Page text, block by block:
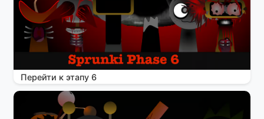
Перейти к этапу 6